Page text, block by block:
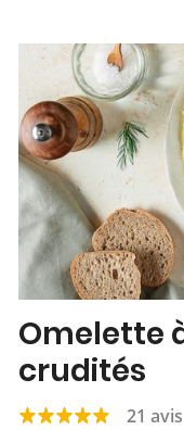
Omelette
crudités
21 avis